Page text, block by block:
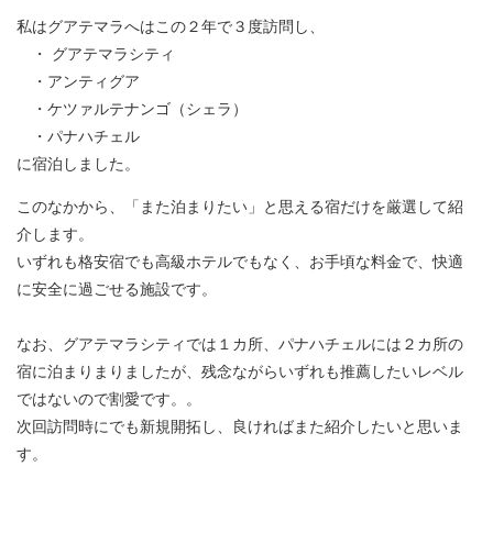
私はグアテマラへはこの２年で３度訪問し、
・ グアテマラシティ
・アンティグア
・ケツァルテナンゴ（シェラ）
・パナハチェル
に宿泊しました。
このなかから、「また泊まりたい」と思える宿だけを厳選して紹
介します。
いずれも格安宿でも高級ホテルでもなく、お手頃な料金で、快適
に安全に過ごせる施設です。
なお、グアテマラシティでは１カ所、パナハチェルには２カ所の
宿に泊まりまりましたが、残念ながらいずれも推薦したいレベル
ではないので割愛です。。
次回訪問時にでも新規開拓し、良ければまた紹介したいと思いま
す。